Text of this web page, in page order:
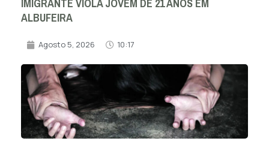
ALBUFEIRA
Agosto 5, 2026 10:17